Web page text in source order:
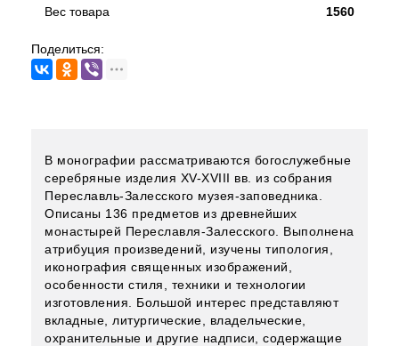
Вес товара 1560
Поделиться:
В монографии рассматриваются богослужебные
серебряные изделия XV-XVIII вв. из собрания
Переславль-Залесского музея-заповедника.
Описаны 136 предметов из древнейших
монастырей Переславля-Залесского. Выполнена
атрибуция произведений, изучены типология,
иконография священных изображений,
особенности стиля, техники и технологии
изготовления. Большой интерес представляют
вкладные, литургические, владельческие,
охранительные и другие надписи, содержащие